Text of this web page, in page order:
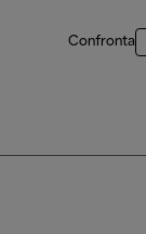
Confronta